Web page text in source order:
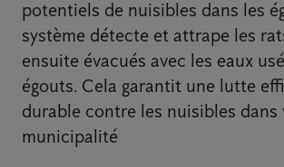
potentiels de nuisibles dans les
système détecte et attrape les
ensuite évacués avec les eaux
égouts. Cela garantit une lutte
durable contre les nuisibles dans
municipalité